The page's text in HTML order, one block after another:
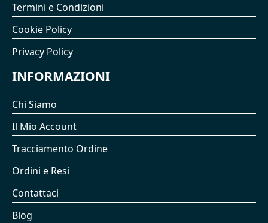
Termini e Condizioni
Cookie Policy
Privacy Policy
INFORMAZIONI
Chi Siamo
Il Mio Account
Tracciamento Ordine
Ordini e Resi
Contattaci
Blog